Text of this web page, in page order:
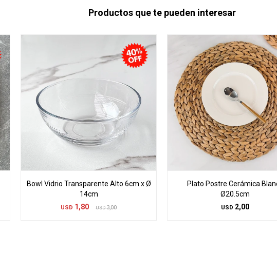
Productos que te pueden interesar
Bowl Vidrio Transparente Alto 6cm x Ø
14cm
USD 1,80 USD 3,00
Plato Postre Cerámica
Ø20.5cm
USD 2,00